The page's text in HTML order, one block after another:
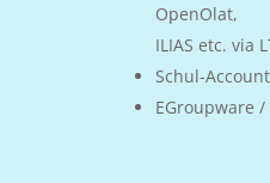
OpenOlat,
ILIAS etc. via
Schul-Account
EGroupware /